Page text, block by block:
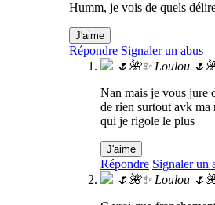
Humm, je vois de quels
J'aime
Répondre Signaler un abus
🌷🌺✨ Loulou
Nan mais je vous jure
de rien surtout avk
qui je rigole le plus
J'aime
Répondre Signaler un
🌷🌺✨ Loulou